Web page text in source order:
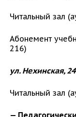
Читальный зал
Абонемент
216)
ул. Нехинская, 24
Читальный зал